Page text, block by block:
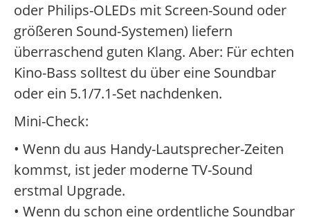
oder Philips-OLEDs mit Screen-Sound oder
größeren Sound-Systemen) liefern
überraschend guten Klang. Aber: Für echten
Kino-Bass solltest du über eine Soundbar
oder ein 5.1/7.1-Set nachdenken.
Mini-Check:
• Wenn du aus Handy-Lautsprecher-Zeiten
kommst, ist jeder moderne TV-Sound
erstmal Upgrade.
• Wenn du schon eine ordentliche Soundbar